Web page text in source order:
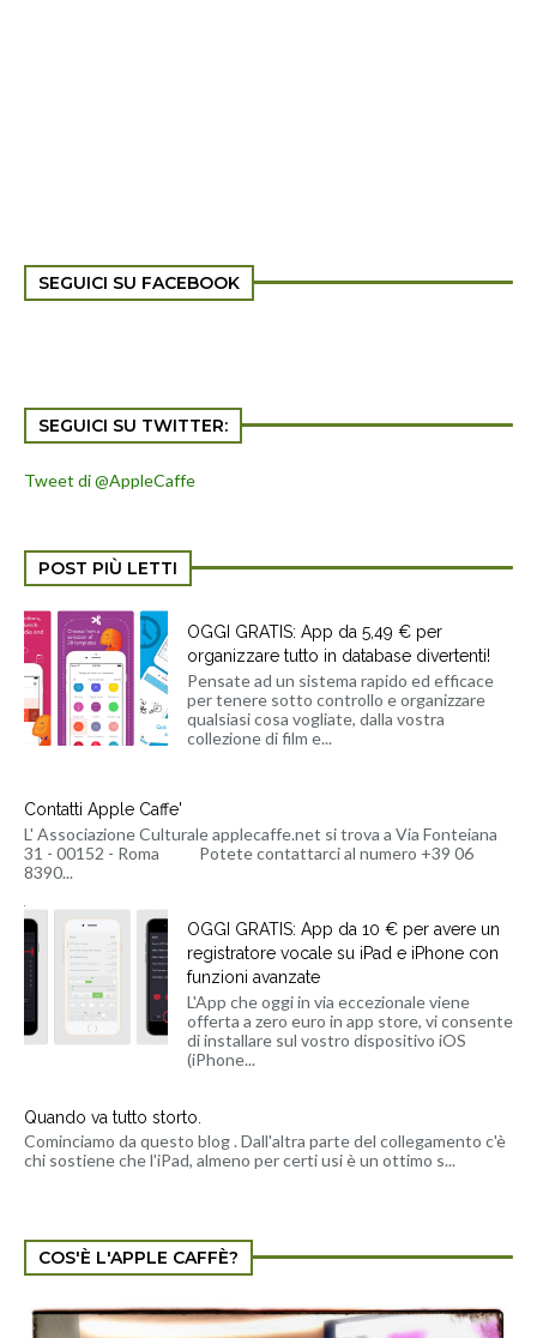
SEGUICI SU FACEBOOK
SEGUICI SU TWITTER:
Tweet di @AppleCaffe
POST PIÙ LETTI
OGGI GRATIS: App da 5,49 € per
organizzare tutto in database divertenti!
Pensate ad un sistema rapido ed efficace
per tenere sotto controllo e organizzare
qualsiasi cosa vogliate, dalla vostra
collezione di film e...
Contatti Apple Caffe'
L' Associazione Culturale applecaffe.net si trova a Via Fonteiana
31 - 00152 - Roma Potete contattarci al numero +39 06
8390...
OGGI GRATIS: App da 10 € per avere un
registratore vocale su iPad e iPhone con
funzioni avanzate
L'App che oggi in via eccezionale viene
offerta a zero euro in app store, vi consente
di installare sul vostro dispositivo iOS
(iPhone...
Quando va tutto storto.
Cominciamo da questo blog . Dall'altra parte del collegamento c'è
chi sostiene che l'iPad, almeno per certi usi è un ottimo s...
COS'È L'APPLE CAFFÈ?